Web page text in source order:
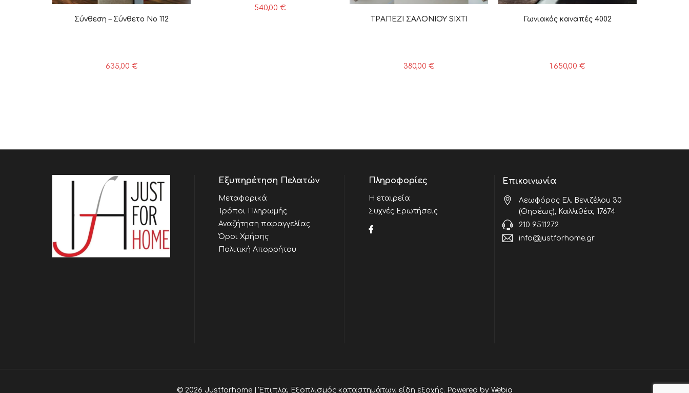
Σύνθεση – Σύνθετο Νο 112
635,00 €
540,00 €
ΤΡΑΠΕΖΙ ΣΑΛΟΝΙΟΥ SIXTI
380,00 €
Γωνιακός καναπές 4002
1.650,00 €
Εξυπηρέτηση Πελατών
Μεταφορικά
Τρόποι Πληρωμής
Αναζήτηση παραγγελίας
Όροι Χρήσης
Πολιτική Απορρήτου
Πληροφορίες
Η εταιρεία
Συχνές Ερωτήσεις
Επικοινωνία
Λεωφόρος Ελ. Βενιζέλου 30
(Θησέως), Καλλιθέα, 17674
210 9511272
info@justforhome.gr
© 2026 Justforhome | Έπιπλα, Εξοπλισμός καταστημάτων, είδη εξοχής. Powered by Webia